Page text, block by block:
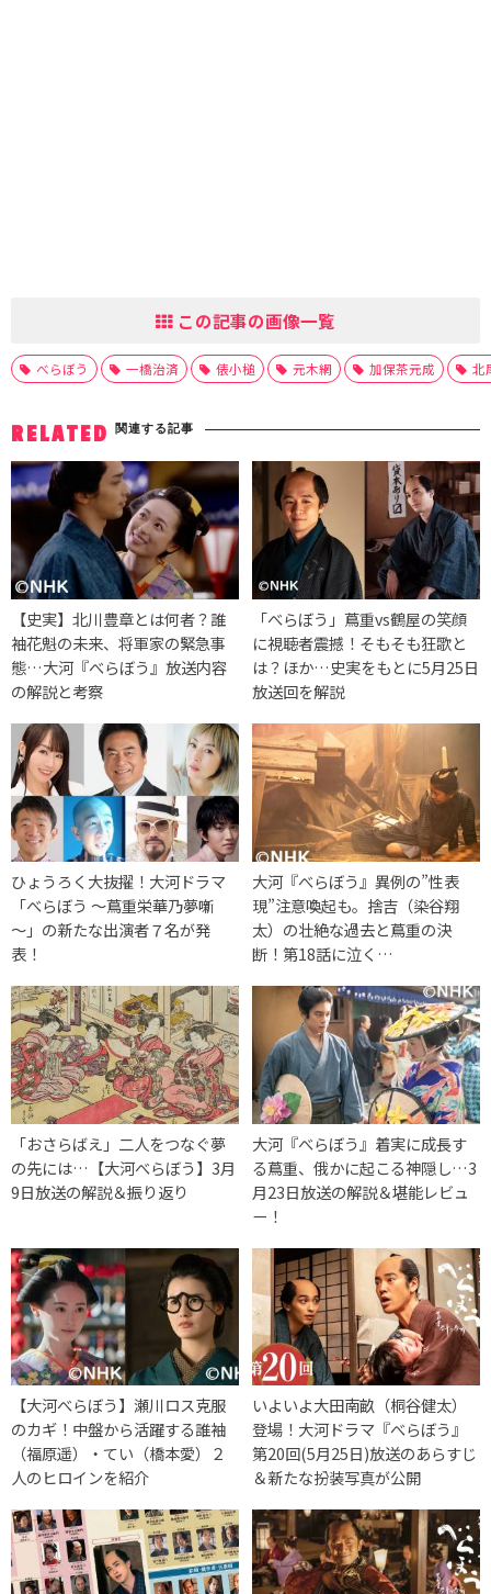
この記事の画像一覧
べらぼう 一橋治済 俵小槌 元木網 加保茶元成 北
RELATED 関連する記事
【史実】北川豊章とは何者？誰
袖花魁の未来、将軍家の緊急事
態…大河『べらぼう』放送内容
の解説と考察
「べらぼう」蔦重vs鶴屋の笑顔
に視聴者震撼！そもそも狂歌と
は？ほか…史実をもとに5月25日
放送回を解説
ひょうろく大抜擢！大河ドラマ
「べらぼう ～蔦重栄華乃夢噺
～」の新たな出演者７名が発
表！
大河『べらぼう』異例の”性表
現”注意喚起も。捨吉（染谷翔
太）の壮絶な過去と蔦重の決
断！第18話に泣く…
「おさらばえ」二人をつなぐ夢
の先には…【大河べらぼう】3月
9日放送の解説＆振り返り
大河『べらぼう』着実に成長す
る蔦重、俄かに起こる神隠し…3
月23日放送の解説＆堪能レビュ
ー！
【大河べらぼう】瀬川ロス克服
のカギ！中盤から活躍する誰袖
（福原遥）・てい（橋本愛）２
人のヒロインを紹介
いよいよ大田南畝（桐谷健太）
登場！大河ドラマ『べらぼう』
第20回(5月25日)放送のあらすじ
＆新たな扮装写真が公開